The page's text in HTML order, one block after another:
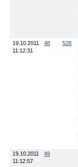
19.10.2011
11:12:31
48 528
19.10.2011
11:12:57
49